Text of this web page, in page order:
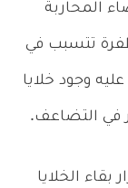
المحاربة
تتسبب في
وجود خلايا
في التضاعف.
الخلايا